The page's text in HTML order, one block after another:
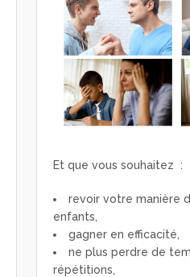
Et que vous souhaitez :
revoir votre manière
enfants,
gagner en efficacité,
ne plus perdre de
répétitions,